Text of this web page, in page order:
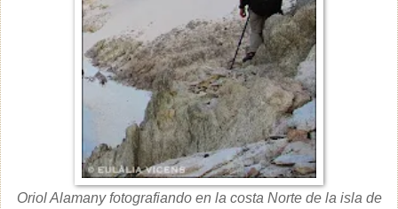
Oriol Alamany fotografiando en la costa Norte de la isla de